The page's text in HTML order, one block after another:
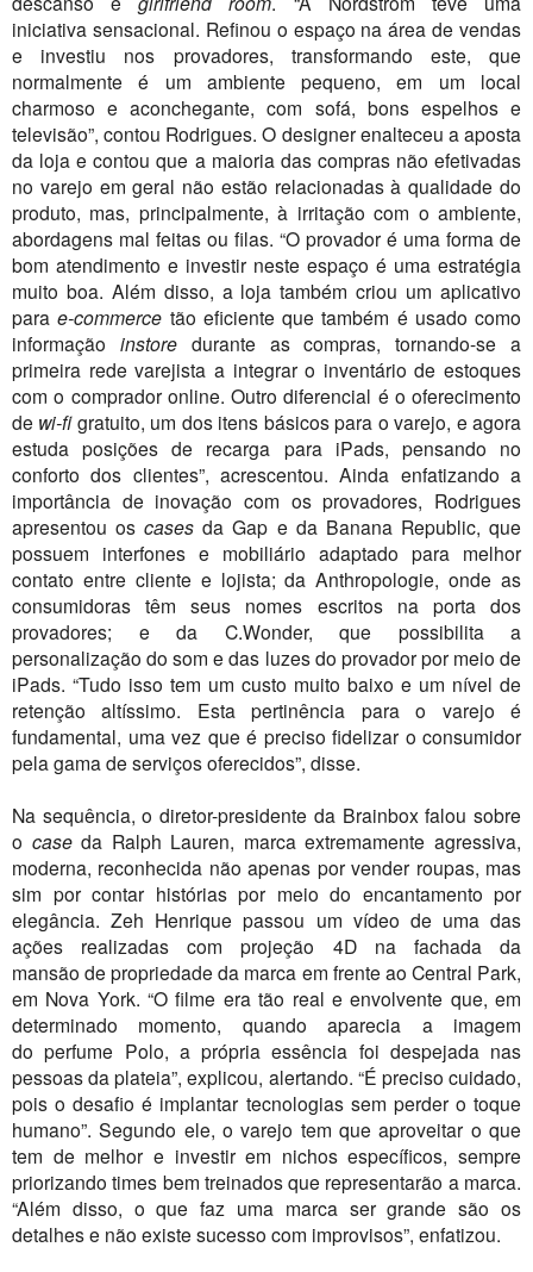
iniciativa sensacional. Refinou o espaço na área de vendas
e investiu nos provadores, transformando este, que
normalmente é um ambiente pequeno, em um local
charmoso e aconchegante, com sofá, bons espelhos e
televisão”, contou Rodrigues. O designer enalteceu a aposta
da loja e contou que a maioria das compras não efetivadas
no varejo em geral não estão relacionadas à qualidade do
produto, mas, principalmente, à irritação com o ambiente,
abordagens mal feitas ou filas. “O provador é uma forma de
bom atendimento e investir neste espaço é uma estratégia
muito boa. Além disso, a loja também criou um aplicativo
parae-commerce tão eficiente que também é usado como
informação instoredurante as compras, tornando-se a
primeira rede varejista a integrar o inventário de estoques
com o comprador online. Outro diferencial é o oferecimento
de wi-figratuito, um dos itens básicos para o varejo, e agora
estuda posições de recarga para iPads, pensando no
conforto dos clientes”, acrescentou. Ainda enfatizando a
importância de inovação com os provadores, Rodrigues
apresentou oscasesda Gap e da Banana Republic, que
possuem interfones e mobiliário adaptado para melhor
contato entre cliente e lojista; da Anthropologie, onde as
consumidoras têm seus nomes escritos na porta dos
provadores; e da C.Wonder, que possibilita a
personalização do som e das luzes do provador por meio de
iPads. “Tudo isso tem um custo muito baixo e um nível de
retenção altíssimo. Esta pertinência para o varejo é
fundamental, uma vez que é preciso fidelizar o consumidor
pela gama de serviços oferecidos”, disse.
Na sequência, o diretor-presidente da Brainbox falou sobre
o caseda Ralph Lauren, marca extremamente agressiva,
moderna, reconhecida não apenas por vender roupas, mas
sim por contar histórias por meio do encantamento por
elegância. Zeh Henrique passou um vídeo de uma das
ações realizadas com projeção 4D na fachada da
mansão de propriedade da marca em frente ao Central Park,
em Nova York. “O filme era tão real e envolvente que, em
determinado momento, quando aparecia a imagem
do perfume Polo, a própria essência foi despejada nas
pessoas da plateia”, explicou, alertando. “É preciso cuidado,
pois o desafio é implantar tecnologias sem perder o toque
humano”. Segundo ele, o varejo tem que aproveitar o que
tem de melhor e investir em nichos específicos, sempre
priorizando times bem treinados que representarão a marca.
“Além disso, o que faz uma marca ser grande são os
detalhes e não existe sucesso com improvisos”, enfatizou.